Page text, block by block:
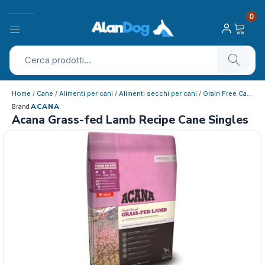
0
Home / Cane / Alimenti per cani / Alimenti secchi per cani / Grain Free Cane
Brand ACANA
Acana Grass-fed Lamb Recipe Cane Singles